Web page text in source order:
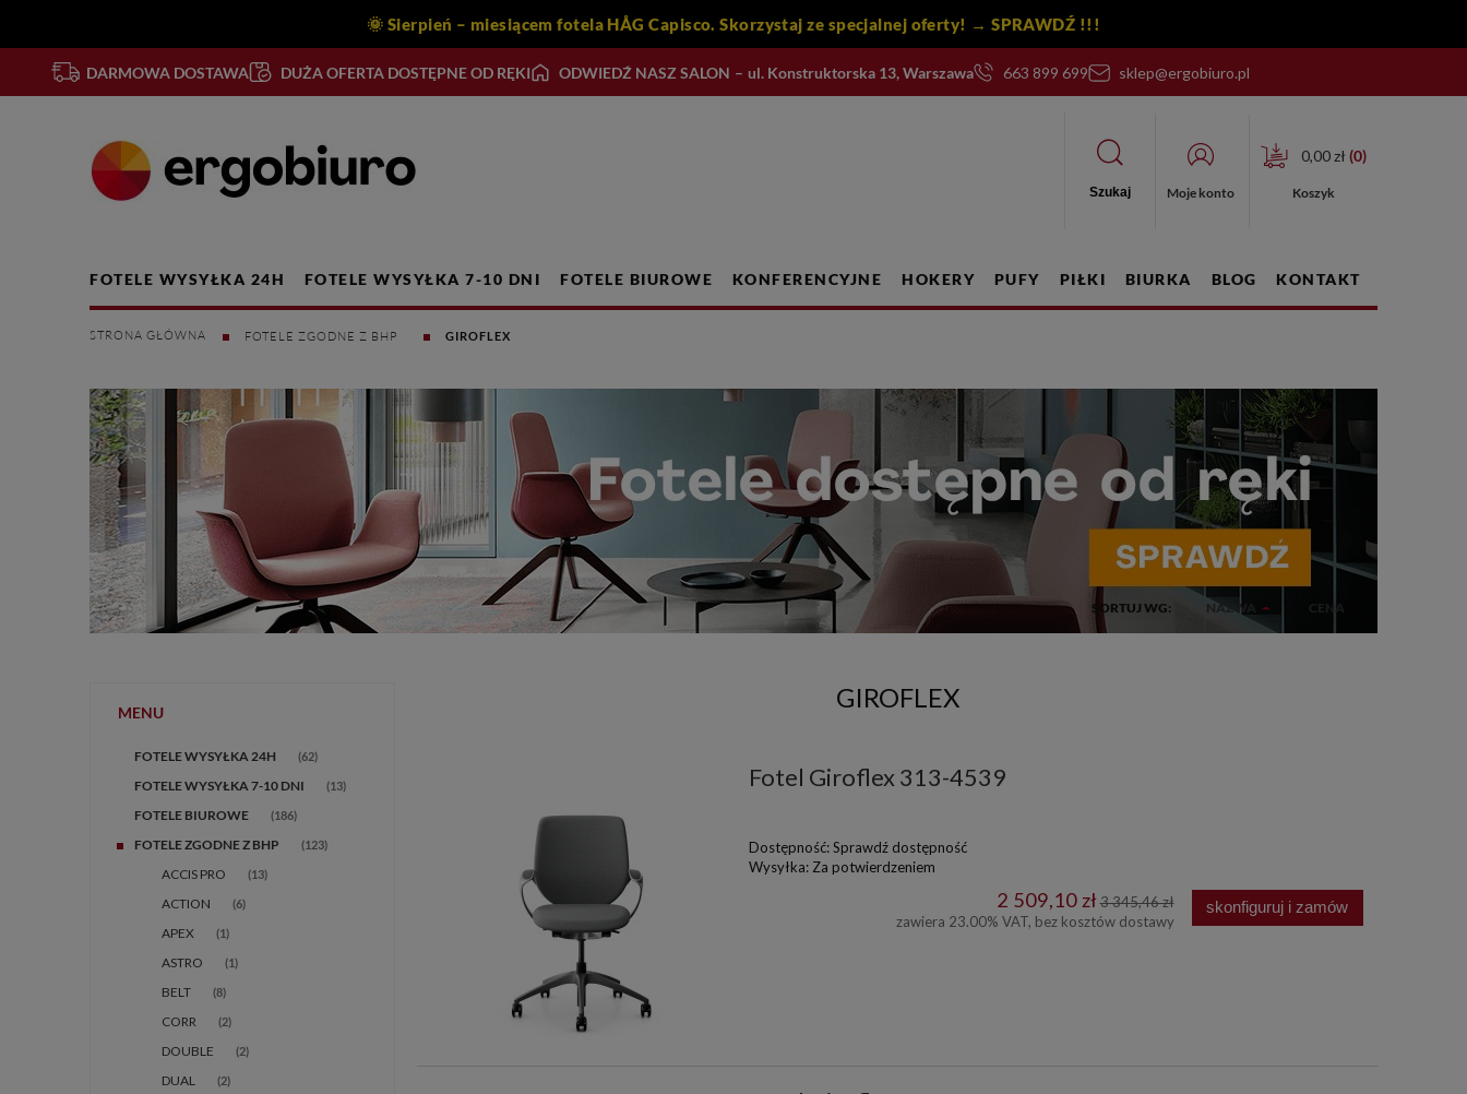
🌞 Sierpień – miesiącem fotela HÅG Capisco. Skorzystaj ze specjalnej oferty! → SPRAWDŹ !!!
DARMOWA DOSTAWA DUŻA OFERTA DOSTĘPNE OD RĘKI ODWIEDŹ NASZ SALON – ul. Konstruktorska 13, Warszawa 663 899 699 sklep@ergobiuro.pl
Szukaj Moje konto
0,00 zł (0)
Koszyk
FOTELE WYSYŁKA 24H FOTELE WYSYŁKA 7-10 DNI FOTELE BIUROWE KONFERENCYJNE HOKERY PUFY PIŁKI BIURKA BLOG KONTAKT
FOTELE ZGODNE Z BHP GIROFLEX
MENU
FOTELE WYSYŁKA 24H (62)
FOTELE WYSYŁKA 7-10 DNI (13)
FOTELE BIUROWE (186)
FOTELE ZGODNE Z BHP (123)
ACCIS PRO (13)
ACTION (6)
APEX (1)
ASTRO (1)
BELT (8)
CORR (2)
DOUBLE (2)
DUAL (2)
GIROFLEX
SORTUJ WG: NAZWA CENA
Fotel Giroflex 313-4539
Dostępność: Sprawdź dostępność
Wysyłka: Za potwierdzeniem
2 509,10 zł 3 345,46 zł
zawiera 23.00% VAT, bez kosztów dostawy
skonfiguruj i zamów